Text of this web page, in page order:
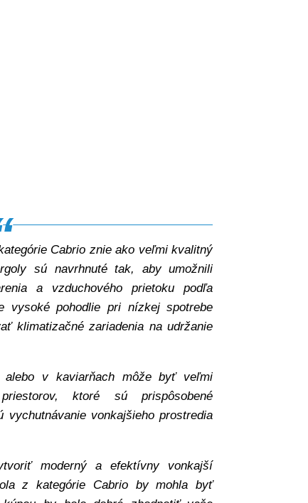
Cabrio znie ako veľmi kvalitný
sú navrhnuté tak, aby umožnili
a vzduchového prietoku podľa
vysoké pohodlie pri nízkej spotrebe
klimatizačné zariadenia na udržanie
v kaviarňach môže byť veľmi
ktoré sú prispôsobené
vonkajšieho prostredia
moderný a efektívny vonkajší
z kategórie Cabrio by mohla byť